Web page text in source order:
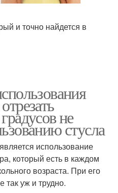
и точно найдется в
не
стусла
использование
который есть в каждом
возраста. При его
так уж и трудно.